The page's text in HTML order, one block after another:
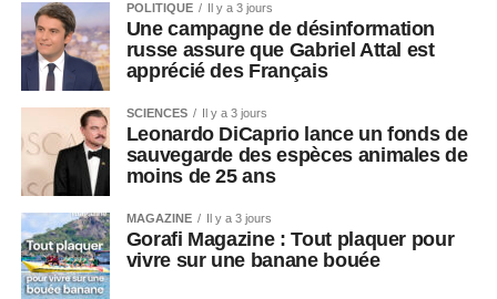
POLITIQUE Il y a 3 jours
Une campagne de désinformation
russe assure que Gabriel Attal est
apprécié des Français
SCIENCES Il y a 3 jours
Leonardo DiCaprio lance un fonds de
sauvegarde des espèces animales de
moins de 25 ans
MAGAZINE Il y a 3 jours
Gorafi Magazine : Tout plaquer pour
vivre sur une banane bouée